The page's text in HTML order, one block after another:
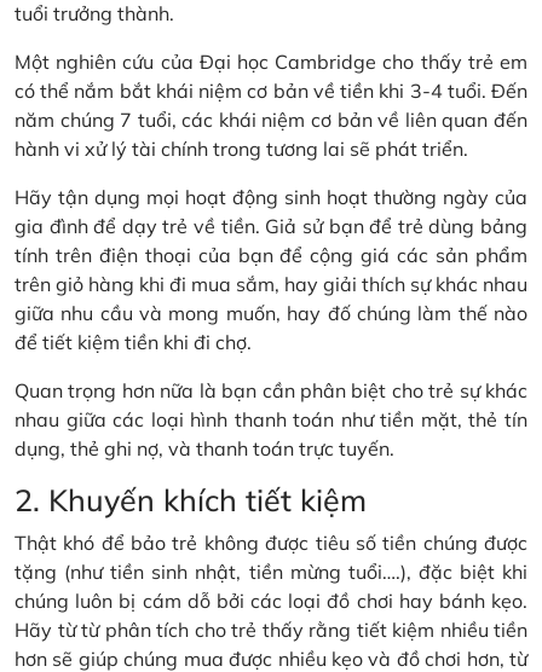
tuổi trưởng thành.
Một nghiên cứu của Đại học Cambridge cho thấy trẻ em
có thể nắm bắt khái niệm cơ bản về tiền khi 3-4 tuổi. Đến
năm chúng 7 tuổi, các khái niệm cơ bản về liên quan đến
hành vi xử lý tài chính trong tương lai sẽ phát triển.
Hãy tận dụng mọi hoạt động sinh hoạt thường ngày của
gia đình để dạy trẻ về tiền. Giả sử bạn để trẻ dùng bảng
tính trên điện thoại của bạn để cộng giá các sản phẩm
trên giỏ hàng khi đi mua sắm, hay giải thích sự khác nhau
giữa nhu cầu và mong muốn, hay đố chúng làm thế nào
để tiết kiệm tiền khi đi chợ.
Quan trọng hơn nữa là bạn cần phân biệt cho trẻ sự khác
nhau giữa các loại hình thanh toán như tiền mặt, thẻ tín
dụng, thẻ ghi nợ, và thanh toán trực tuyến.
2. Khuyến khích tiết kiệm
Thật khó để bảo trẻ không được tiêu số tiền chúng được
tặng (như tiền sinh nhật, tiền mừng tuổi….), đặc biệt khi
chúng luôn bị cám dỗ bởi các loại đồ chơi hay bánh kẹo.
Hãy từ từ phân tích cho trẻ thấy rằng tiết kiệm nhiều tiền
hơn sẽ giúp chúng mua được nhiều kẹo và đồ chơi hơn, từ